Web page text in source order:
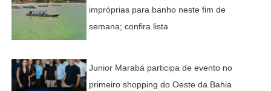
impróprias para banho neste fim de
semana; confira lista
Junior Marabá participa de evento no
primeiro shopping do Oeste da Bahia